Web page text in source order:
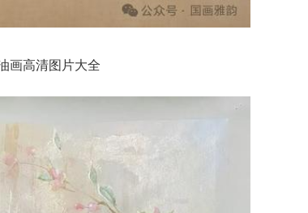
画高清图片大全